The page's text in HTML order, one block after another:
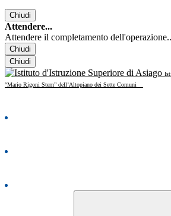
Chiudi
Attendere...
Attendere il completamento
Chiudi
Chiudi
“Mario Rigoni Stern” dell’Altopiano dei Sette Comuni